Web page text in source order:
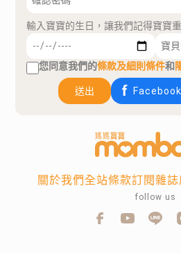
輸入寶寶的生日，讓我們記得寶寶
您同意我們的條款及細則條件和
送出
關於我們全站條款訂閱雜誌
follow us